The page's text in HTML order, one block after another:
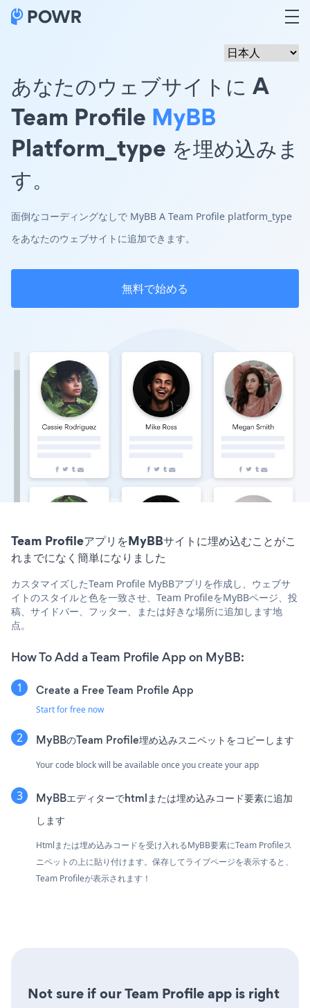
あなたのウェブサイトに A
Team Profile MyBB
Platform_type を埋め込みま
す。
面倒なコーディングなしで MyBB A Team Profile platform_type
をあなたのウェブサイトに追加できます。
無料で始める
Team ProfileアプリをMyBBサイトに埋め込むことがこ
れまでになく簡単になりました
カスタマイズしたTeam Profile MyBBアプリを作成し、ウェブサ
イトのスタイルと色を一致させ、Team ProfileをMyBBページ、投
稿、サイドバー、フッター、または好きな場所に追加します地
点。
How To Add a Team Profile App on MyBB:
Create a Free Team Profile App
Start for free now
MyBBのTeam Profile埋め込みスニペットをコピーします
Your code block will be available once you create your app
MyBBエディターでhtmlまたは埋め込みコード要素に追加
します
Htmlまたは埋め込みコードを受け入れるMyBB要素にTeam Profileス
ニペットの上に貼り付けます。保存してライブページを表示すると、
Team Profileが表示されます！
Not sure if our Team Profile app is right